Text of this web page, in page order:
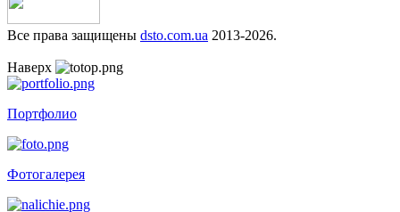
Все права защищены dsto.com.ua 2013-2026.
Наверх
Портфолио
Фотогалерея